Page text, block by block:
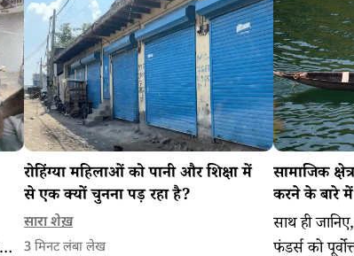
रोहिंग्या महिलाओं को पानी और शिक्षा में
से एक क्यों चुनना पड़ रहा है?
सारा शेख़
3 मिनट लंबा लेख
सामाजिक
करने के बारे
साथ ही
फंडर्स को